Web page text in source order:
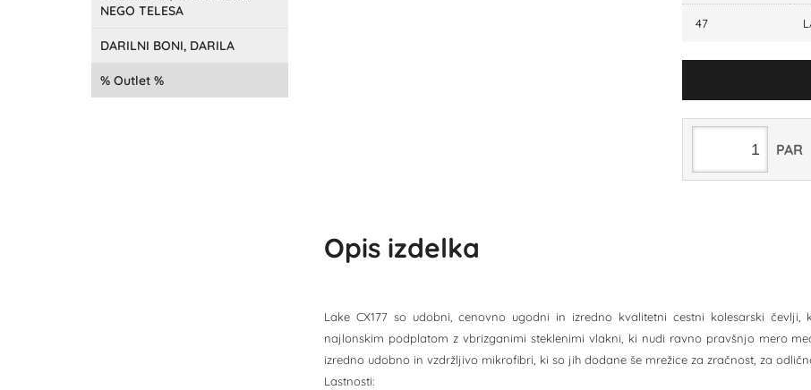
NEGO TELESA
DARILNI BONI, DARILA
Outlet
47
PAR
Opis izdelka
Lake CX177 so udobni, cenovno ugodni in izredno kvalitetni cestni kolesarski
najlonskim podplatom z vbrizganimi steklenimi vlakni, ki nudi ravno pravšnjo mero
izredno udobno in vzdržljivo mikrofibri, ki so jih dodane še mrežice za zračnost, za
Lastnosti: